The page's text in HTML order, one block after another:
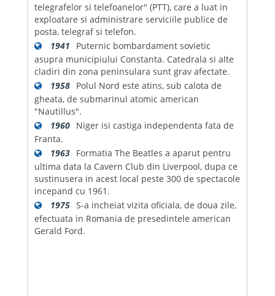
telegrafelor si telefoanelor" (PTT), care a luat in
exploatare si administrare serviciile publice de
posta, telegraf si telefon.
1941
Puternic bombardament sovietic
asupra municipiului Constanta. Catedrala si alte
cladiri din zona peninsulara sunt grav afectate.
1958 Polul Nord este atins, sub calota de
gheata, de submarinul atomic american
"Nautillus".
1960 Niger isi castiga independenta fata de
Franta.
1963 Formatia The Beatles a aparut pentru
ultima data la Cavern Club din Liverpool, dupa ce
sustinusera in acest local peste 300 de spectacole
incepand cu 1961.
1975 S-a incheiat vizita oficiala, de doua zile,
efectuata in Romania de presedintele american
Gerald Ford.